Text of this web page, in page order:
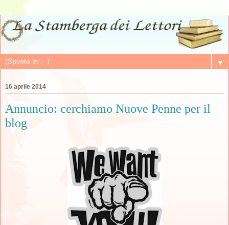
▼
16 aprile 2014
Annuncio: cerchiamo Nuove Penne per il
blog